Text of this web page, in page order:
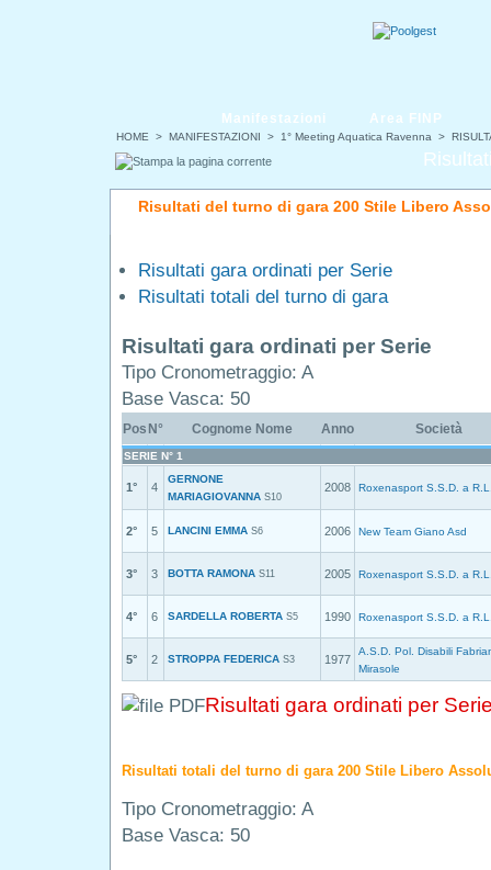
HOME > MANIFESTAZIONI > 1° Meeting Aquatica Ravenna >
Manifestazioni Area FINP
Risultati del turno di gara 200 Stile Libero
Risultati gara ordinati per Serie
Risultati totali del turno di gara
Risultati gara ordinati per Serie
Tipo Cronometraggio: A
Base Vasca: 50
Pos N° Cognome Nome Anno Società
SERIE N° 1
1° 4
GERNONE
MARIAGIOVANNA S10
2008 Roxenasport S.S.D. a
2° 5 LANCINI EMMA S6 2006 New Team Giano Asd
3° 3 BOTTA RAMONA S11 2005 Roxenasport S.S.D. a
4° 6 SARDELLA ROBERTA S5 1990 Roxenasport S.S.D. a
5° 2 STROPPA FEDERICA S3 1977
A.S.D. Pol. Disabili
Mirasole
Risultati gara ordinati per
Risultati totali del turno di gara 200 Stile Libero
Tipo Cronometraggio: A
Base Vasca: 50